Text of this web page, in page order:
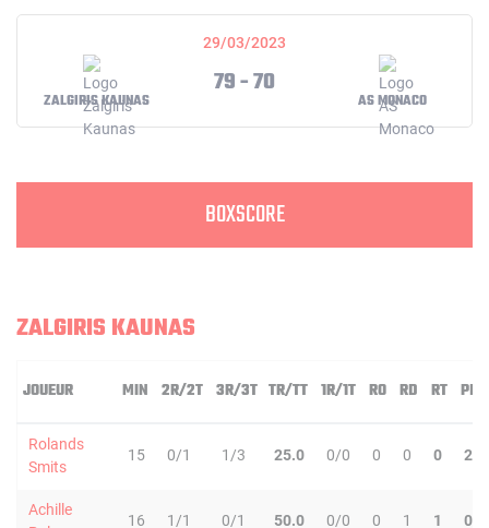
29/03/2023
ZALGIRIS KAUNAS
79 - 70
AS MONACO
BOXSCORE
ZALGIRIS KAUNAS
JOUEUR MIN 2R/2T 3R/3T TR/TT 1R/1T RO RD RT PD
Rolands
Smits
15 0/1 1/3 25.0 0/0 0 0 0 2
Achille
16 1/1 0/1 50.0 0/0 0 1 1 0